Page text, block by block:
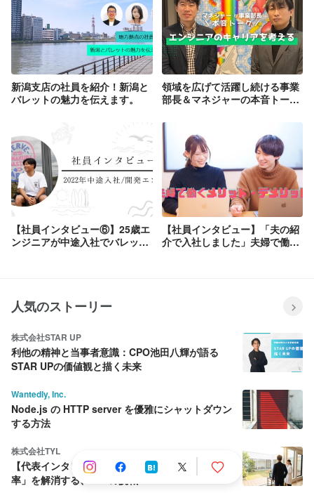
新潟支店の社員を紹介！新潟と
バレットの魅力を伝えます。
領域を広げて活躍し続ける事業
部長＆マネジャーの本音トー
ジニアキャリアを考える
【社員インタビュー⑥】25歳エ
ンジニアが中途入社でバレット
【社員インタビュー】「夫の紹
介で入社しました」夫婦で働く
人気のストーリー
株式会社STAR UP
利他の精神と当事者意識：CPO池田八輝が語る
STAR UPの価値観と描く未来
Wantedly, Inc.
Node.js の HTTP server を優雅にシャットダウン
する方法
株式会社TYL
【代表インタビュー】動物医療の「見えない非効
率」を解消する、TYLの挑戦